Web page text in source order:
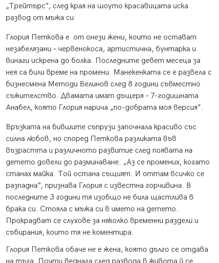
„Трейтърс”, след края на шоуто красавицата иска
развод от мъжа си
Глория Петкова е от онези жени, които не остават
незабелязани – червенокоса, артистична, бунтарка и
винаги искрена до болка. Последните девет месеца за
нея са били време на промени. Манекенката се е развела с
бизнесмена Методи Велинов след 8 години съвместно
съжителство. Двамата имат дъщеря – 7-годишната
Анабел, която Глория нарича „по-добрата моя версия”.
Връзката на бившите съпрузи започнала красиво със
силна любов, но според Петкова разликата във
възрастта и различното развитие след появата на
детето довели до разминаване. „Аз се промених, когато
станах майка. Той остана същият. И оттам всичко се
разпадна”, признава Глория с известна горчивина. В
последните 3 години тя изобщо не била щастлива в
брака си. Стояла с мъжа си в името на детето.
Прокрадват се слухове за няколко временни раздели и
събирания, които тя не коментира.
Глория Петкова обаче не е жена, която дълго се отдава